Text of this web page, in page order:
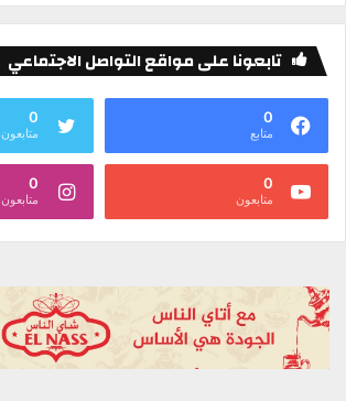
تابعونا على مواقع التواصل الاجتماعي
0
متابع
0
متابعون
0
متابعون
0
متابعون